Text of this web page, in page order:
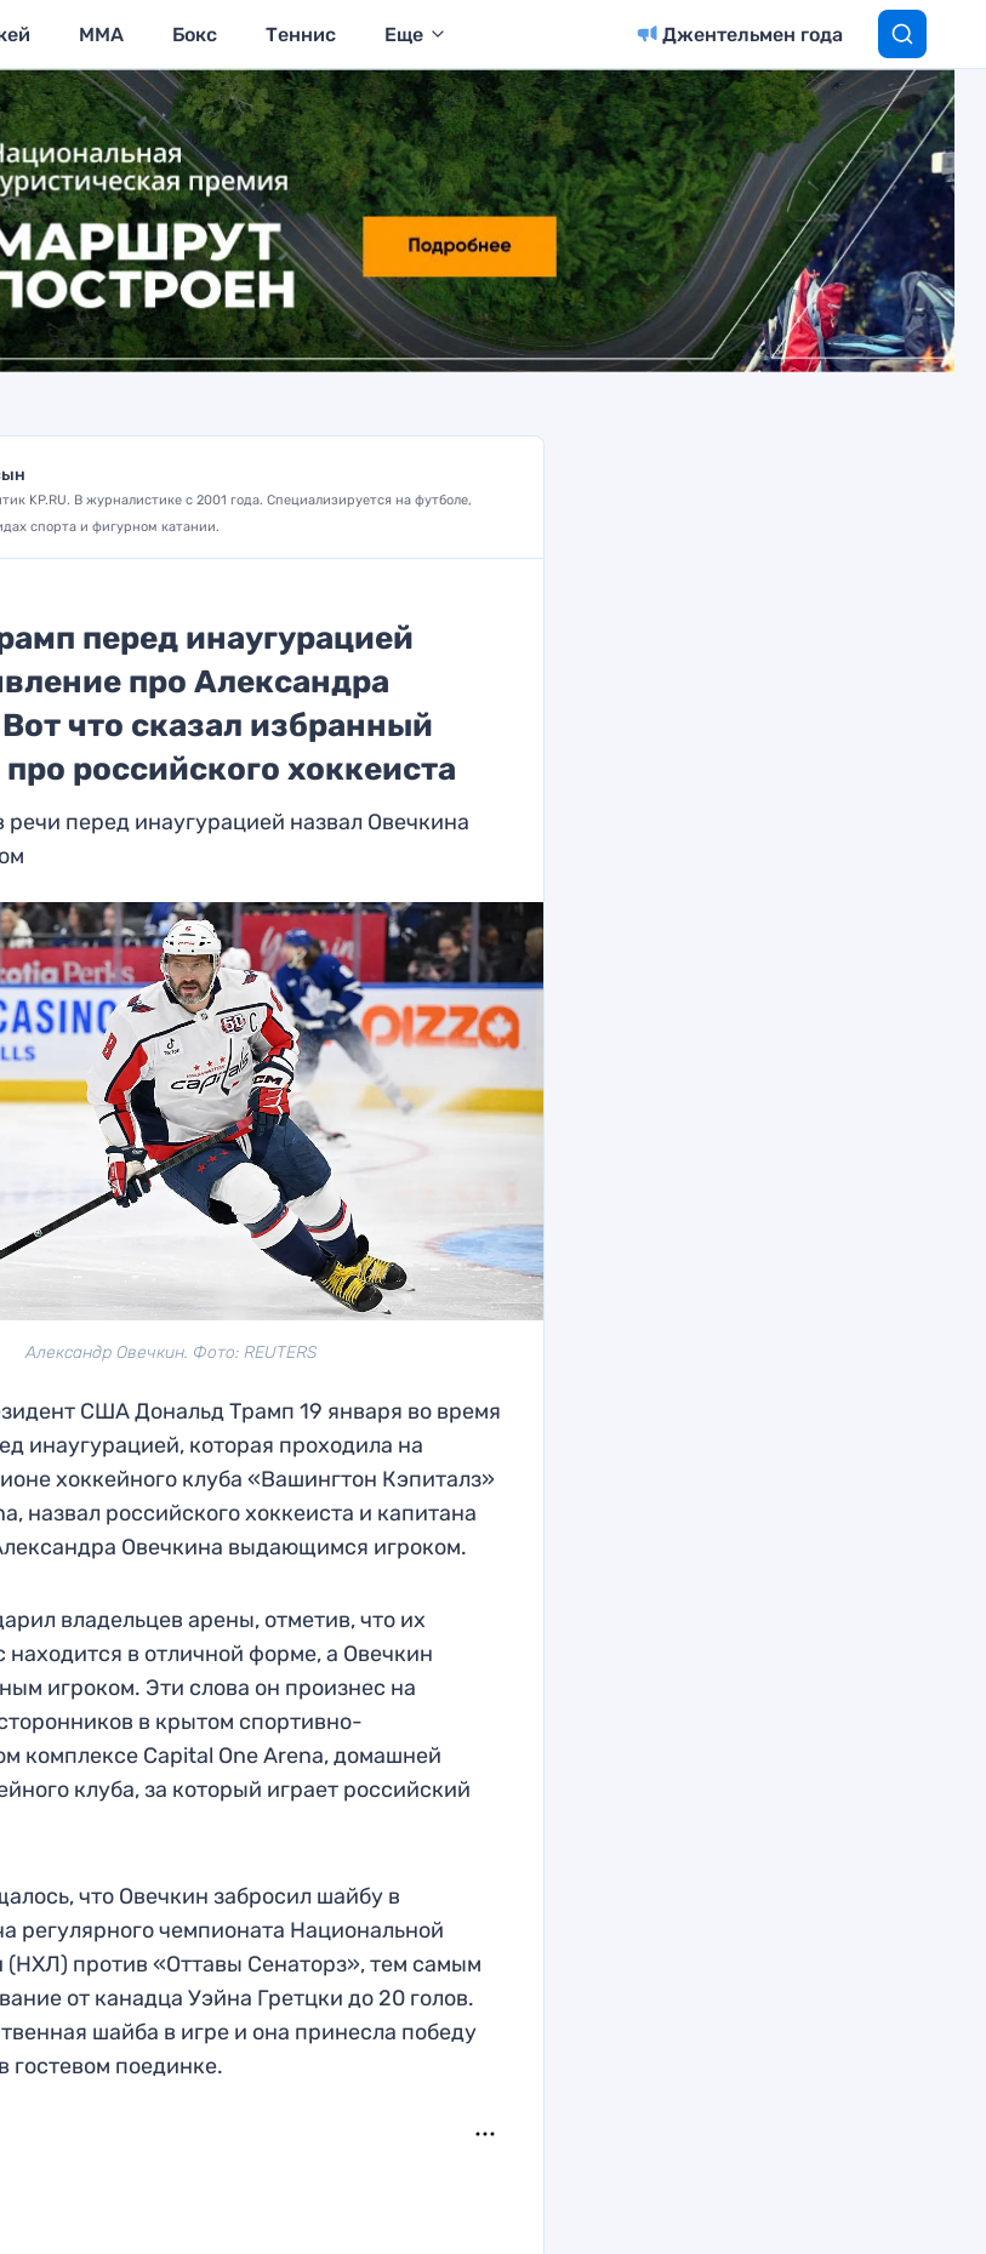
MMA Бокс Теннис Еще Джентельмен года
KP.RU. В журналистике с 2001 года. Специализируется на футболе,
спорта и фигурном катании.
перед инаугурацией
про Александра
что сказал избранный
российского хоккеиста
перед инаугурацией назвал Овечкина
Александр Овечкин. Фото: REUTERS
США Дональд Трамп 19 января во время
инаугурацией, которая проходила на
хоккейного клуба «Вашингтон Кэпиталз»
назвал российского хоккеиста и капитана
Овечкина выдающимся игроком.
владельцев арены, отметив, что их
находится в отличной форме, а Овечкин
игроком. Эти слова он произнес на
в крытом спортивно-
комплексе Capital One Arena, домашней
клуба, за который играет российский
что Овечкин забросил шайбу в
регулярного чемпионата Национальной
(НХЛ) против «Оттавы Сенаторз», тем самым
от канадца Уэйна Гретцки до 20 голов.
шайба в игре и она принесла победу
гостевом поединке.